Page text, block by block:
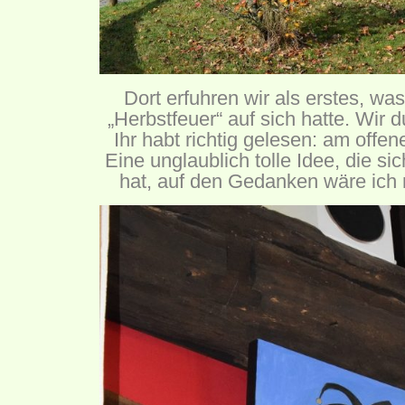
Dort erfuhren wir als erstes,
„Herbstfeuer“ auf sich hatte. Wir
Ihr habt richtig gelesen: am
Eine unglaublich tolle Idee, die
hat, auf den Gedanken wäre